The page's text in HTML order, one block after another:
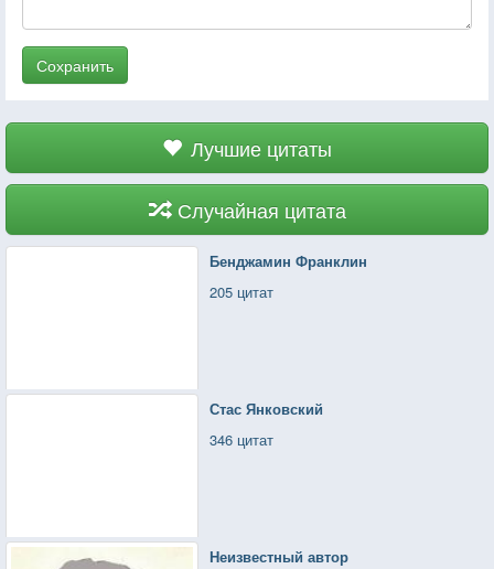
Сохранить
Лучшие цитаты
Случайная цитата
Бенджамин Франклин
205 цитат
Стас Янковский
346 цитат
Неизвестный автор